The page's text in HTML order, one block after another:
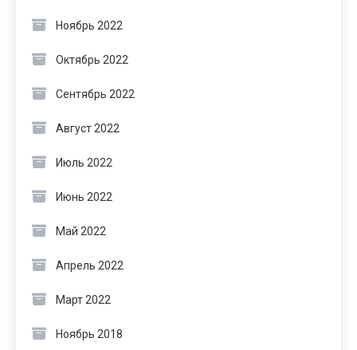
Ноябрь 2022
Октябрь 2022
Сентябрь 2022
Август 2022
Июль 2022
Июнь 2022
Май 2022
Апрель 2022
Март 2022
Ноябрь 2018